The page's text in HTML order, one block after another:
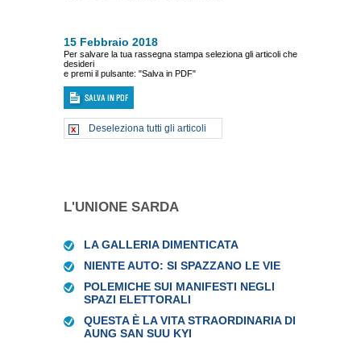
15 Febbraio 2018
Per salvare la tua rassegna stampa seleziona gli articoli che
desideri
e premi il pulsante: "Salva in PDF"
Deseleziona tutti gli articoli
L'UNIONE SARDA
LA GALLERIA DIMENTICATA
NIENTE AUTO: SI SPAZZANO LE VIE
POLEMICHE SUI MANIFESTI NEGLI
SPAZI ELETTORALI
QUESTA È LA VITA STRAORDINARIA DI
AUNG SAN SUU KYI